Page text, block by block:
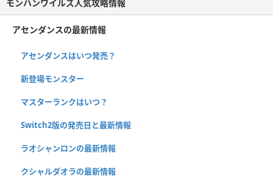
モンハンワイルズ人気攻略情報
アセンダンスの最新情報
アセンダンスはいつ発売？
新登場モンスター
マスターランクはいつ？
Switch2版の発売日と最新情報
ラオシャンロンの最新情報
クシャルダオラの最新情報